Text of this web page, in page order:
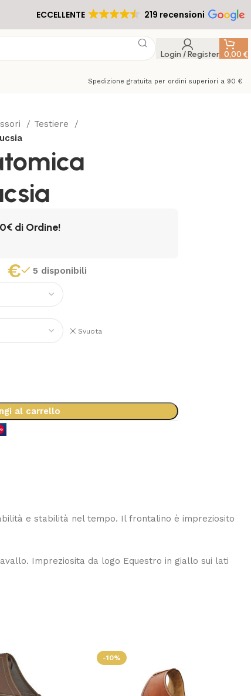
ECCELLENTE 219 recensioni
Login / Register 0,00 €
Spedizione gratuita per ordini superiori a 90 €
Testiere
di Ordine!
€ 5 disponibili
Svuota
al carrello
e stabilità nel tempo. Il frontalino è impreziosito
Impreziosita da logo Equestro in giallo sui lati
-10%